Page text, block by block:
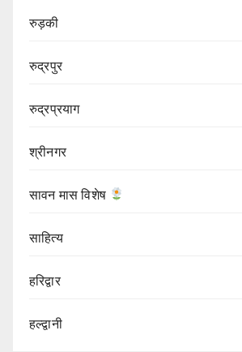
रुड़की
रुद्रपुर
रुद्रप्रयाग
श्रीनगर
सावन मास विशेष
साहित्य
हरिद्वार
हल्द्वानी